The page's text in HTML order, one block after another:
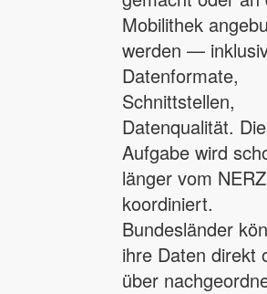
Mobilithek
werden —
Datenformate,
Schnittstellen,
Datenqualität.
Aufgabe wird
länger vom
koordiniert.
Bundesländer
ihre Daten direkt
über